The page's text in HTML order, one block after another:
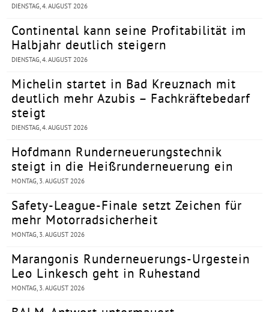
DIENSTAG, 4. AUGUST 2026
Continental kann seine Profitabilität im
Halbjahr deutlich steigern
DIENSTAG, 4. AUGUST 2026
Michelin startet in Bad Kreuznach mit
deutlich mehr Azubis – Fachkräftebedarf
steigt
DIENSTAG, 4. AUGUST 2026
Hofdmann Runderneuerungstechnik
steigt in die Heißrunderneuerung ein
MONTAG, 3. AUGUST 2026
Safety-League-Finale setzt Zeichen für
mehr Motorradsicherheit
MONTAG, 3. AUGUST 2026
Marangonis Runderneuerungs-Urgestein
Leo Linkesch geht in Ruhestand
MONTAG, 3. AUGUST 2026